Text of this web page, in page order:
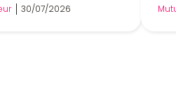
stables pendant
30/07/2026